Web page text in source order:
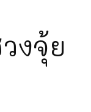
งจุ้ย